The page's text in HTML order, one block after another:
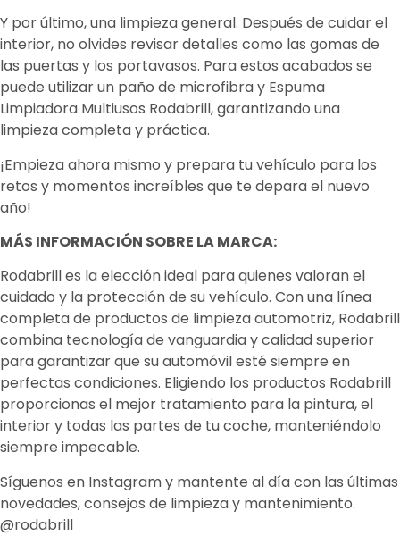
Y por último, una limpieza general. Después de cuidar el
interior, no olvides revisar detalles como las gomas de
las puertas y los portavasos. Para estos acabados se
puede utilizar un paño de microfibra y Espuma
Limpiadora Multiusos Rodabrill, garantizando una
limpieza completa y práctica.
¡Empieza ahora mismo y prepara tu vehículo para los
retos y momentos increíbles que te depara el nuevo
año!
MÁS INFORMACIÓN SOBRE LA MARCA:
Rodabrill es la elección ideal para quienes valoran el
cuidado y la protección de su vehículo. Con una línea
completa de productos de limpieza automotriz, Rodabrill
combina tecnología de vanguardia y calidad superior
para garantizar que su automóvil esté siempre en
perfectas condiciones. Eligiendo los productos Rodabrill
proporcionas el mejor tratamiento para la pintura, el
interior y todas las partes de tu coche, manteniéndolo
siempre impecable.
Síguenos en Instagram y mantente al día con las últimas
novedades, consejos de limpieza y mantenimiento.
@rodabrill